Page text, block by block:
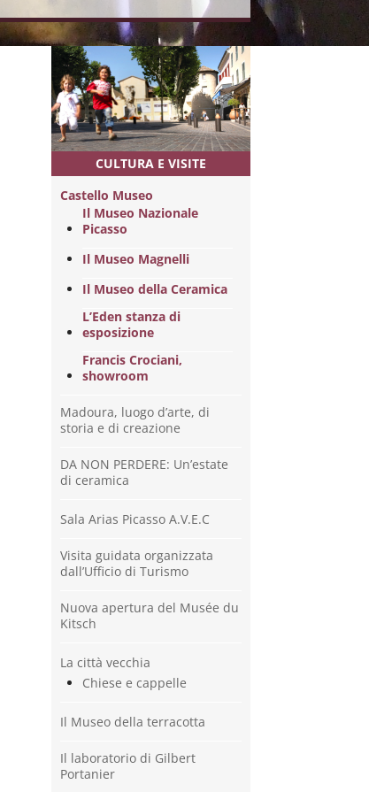
CULTURA E VISITE
Castello Museo
Il Museo Nazionale
Picasso
Il Museo Magnelli
Il Museo della Ceramica
L’Eden stanza di
esposizione
Francis Crociani,
showroom
Madoura, luogo d’arte, di
storia e di creazione
DA NON PERDERE: Un’estate
di ceramica
Sala Arias Picasso A.V.E.C
Visita guidata organizzata
dall’Ufficio di Turismo
Nuova apertura del Musée du
Kitsch
La città vecchia
Chiese e cappelle
Il Museo della terracotta
Il laboratorio di Gilbert
Portanier